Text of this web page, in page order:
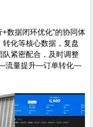
数据闭环优化”的协同体
化等核心数据，复盘
队紧密配合，及时调整
—流量提升—订单转化—